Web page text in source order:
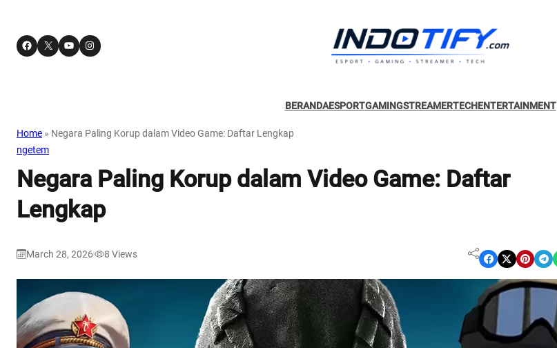
Facebook X YouTube Instagram
BERANDAESPORTGAMINGSTREAMERTECHENTERTAINMENT
Home » Negara Paling Korup dalam Video Game: Daftar Lengkap
ngetem
Negara Paling Korup dalam Video Game: Daftar
Lengkap
March 28, 2026 8 Views Share on Facebook Share on X Share on Pinterest Share on Telegram